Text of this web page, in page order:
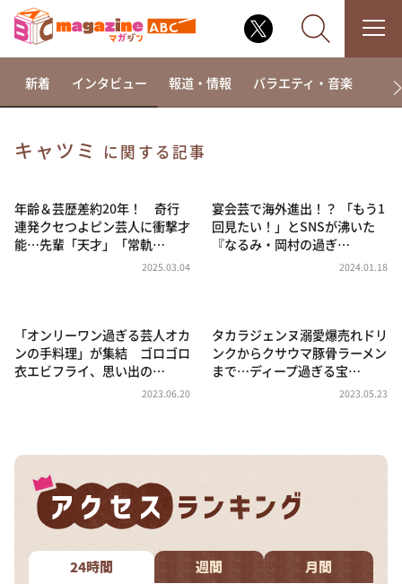
相席食堂
これ余談なんですけど・・・
～人生密着トークバラエティ！～ やすとものいたっ
news おかえり
河合＆A.B.C-Z塚田×福井アナ「なんでやねん！？」
（news おかえり）
教えて！ニュースライブ 正義のミカタ
ＬＩＦＥ～夢のカタチ～
新婚さんいらっしゃい！
新着 インタビュー 報道・情報 バラエティ・音楽 ド
キャツミ に関する記事
年齢＆芸歴差約20年！ 奇行
連発クセつよピン芸人に衝撃才
能…先輩「天才」「常軌…
2025.03.04
宴会芸で海外進出！？ 「もう1
回見たい！」とSNSが沸いた
『なるみ・岡村の過ぎ…
2024.01.18
「オンリーワン過ぎる芸人オカ
ンの手料理」が集結 ゴロゴロ
衣エビフライ、思い出の…
2023.06.20
タカラジェンヌ溺愛爆売れドリ
ンクからクサウマ豚骨ラーメン
まで…ディープ過ぎる宝…
2023.05.23
24時間 週間 月間